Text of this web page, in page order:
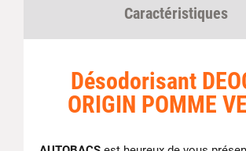
Caractéristiques
Désodorisant
ORIGIN POMME